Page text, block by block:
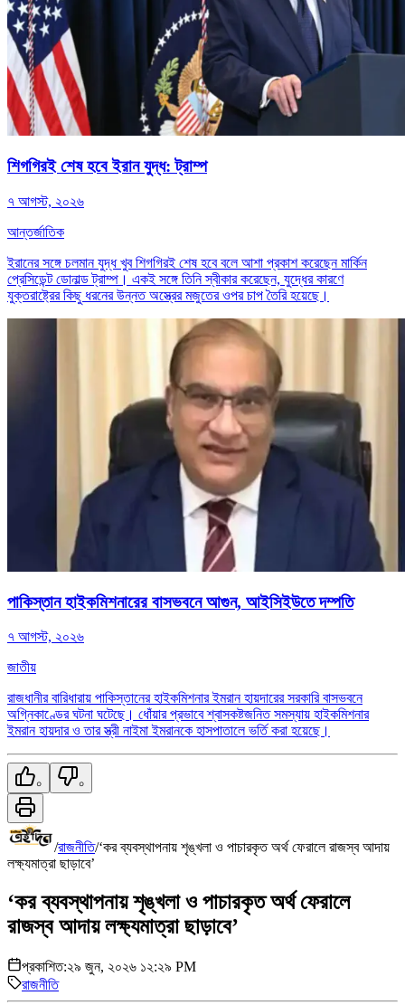
শিগগিরই শেষ হবে ইরান যুদ্ধ: ট্রাম্প
৭ আগস্ট, ২০২৬
আন্তর্জাতিক
ইরানের সঙ্গে চলমান যুদ্ধ খুব শিগগিরই শেষ হবে বলে আশা প্রকাশ করেছেন মার্কিন
প্রেসিডেন্ট ডোনাল্ড ট্রাম্প। একই সঙ্গে তিনি স্বীকার করেছেন, যুদ্ধের কারণে
যুক্তরাষ্ট্রের কিছু ধরনের উন্নত অস্ত্রের মজুতের ওপর চাপ তৈরি হয়েছে।
পাকিস্তান হাইকমিশনারের বাসভবনে আগুন, আইসিইউতে দম্পতি
৭ আগস্ট, ২০২৬
জাতীয়
রাজধানীর বারিধারায় পাকিস্তানের হাইকমিশনার ইমরান হায়দারের সরকারি বাসভবনে
অগ্নিকাণ্ডের ঘটনা ঘটেছে। ধোঁয়ার প্রভাবে শ্বাসকষ্টজনিত সমস্যায় হাইকমিশনার
ইমরান হায়দার ও তার স্ত্রী নাইমা ইমরানকে হাসপাতালে ভর্তি করা হয়েছে।
০ ০
/রাজনীতি/‘কর ব্যবস্থাপনায় শৃঙ্খলা ও পাচারকৃত অর্থ ফেরালে রাজস্ব আদায়
লক্ষ্যমাত্রা ছাড়াবে’
‘কর ব্যবস্থাপনায় শৃঙ্খলা ও পাচারকৃত অর্থ ফেরালে
রাজস্ব আদায় লক্ষ্যমাত্রা ছাড়াবে’
প্রকাশিত:২৯ জুন, ২০২৬ ১২:২৯ PM
রাজনীতি